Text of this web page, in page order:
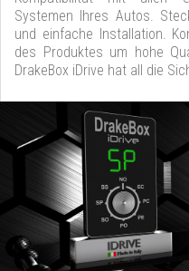
Systemen Ihres Autos.
und einfache Installation.
des Produktes um hohe
DrakeBox iDrive hat all die